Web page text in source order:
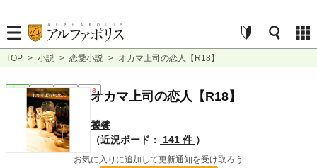
TOP > 小説 > 恋愛小説 > オカマ上司の恋人【R18】
完結 長編 R18オカマ上司の恋人【R18】
饕餮
（近況ボード：
141 件 ）
お気に入りに追加して更新通知を受け取ろう